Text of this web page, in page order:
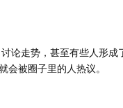
论走势，甚至有些人形成
会被圈子里的人热议。